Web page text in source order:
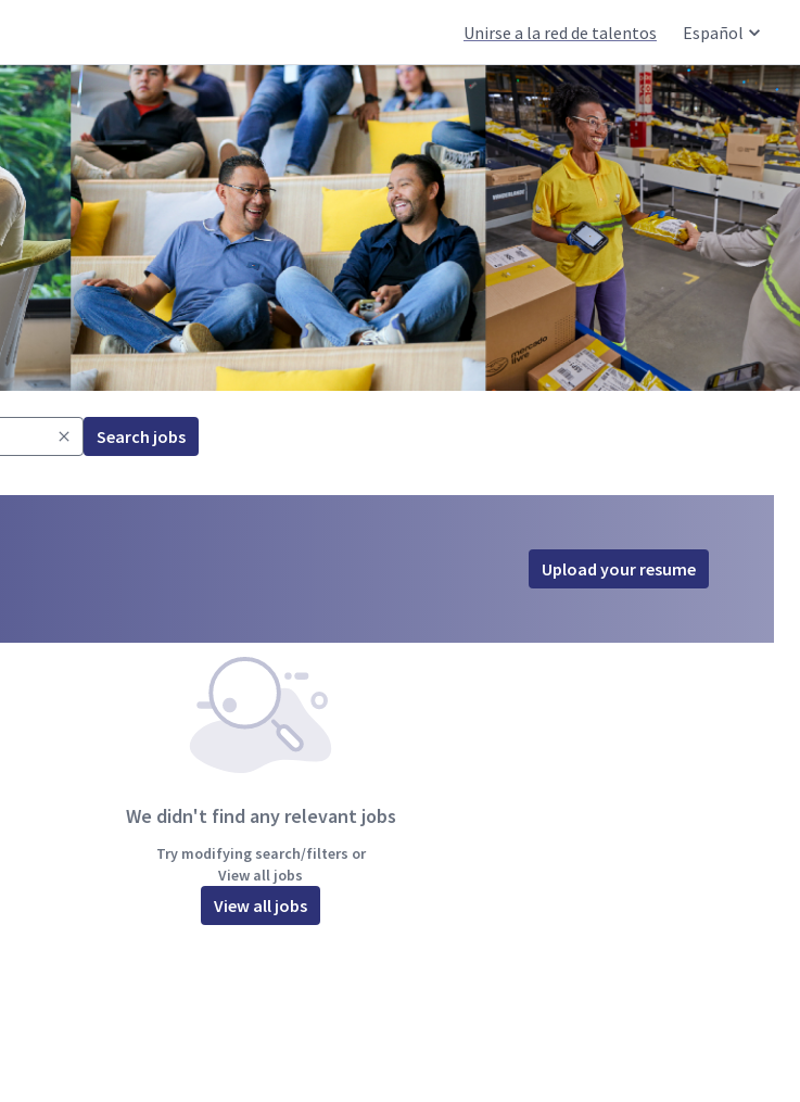
Unirse a la red de talentos Español
Search jobs
Upload your resume
We didn't find any relevant jobs
Try modifying search/filters or
View all jobs
View all jobs